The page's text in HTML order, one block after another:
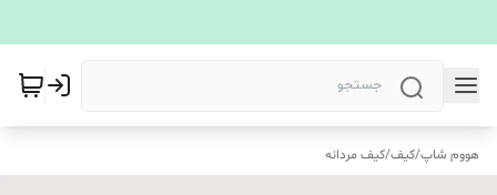
هووم شاپ/کیف/کیف مردانه